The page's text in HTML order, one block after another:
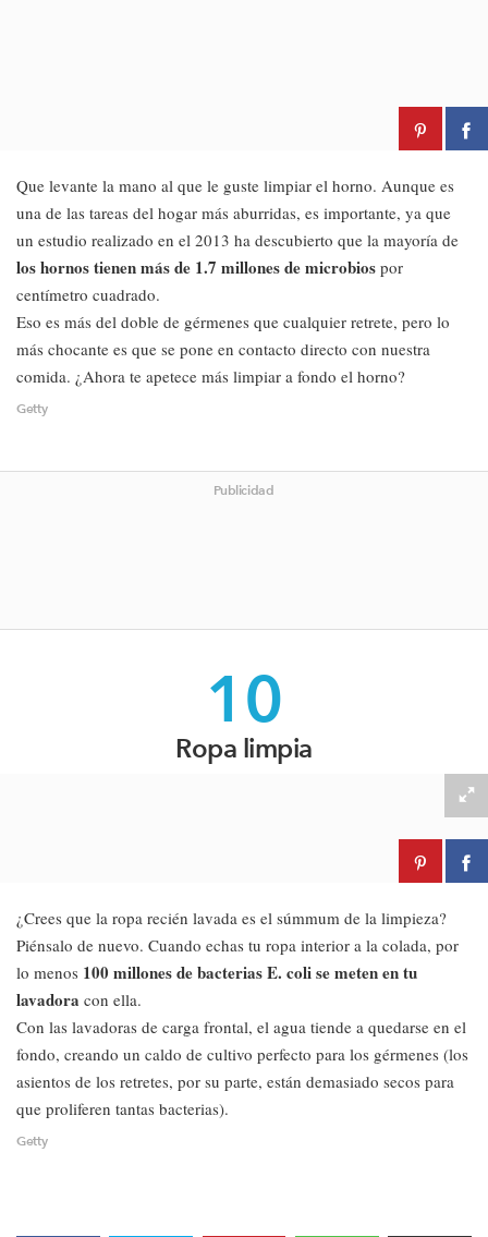
Que levante la mano al que le guste limpiar el horno. Aunque es
una de las tareas del hogar más aburridas, es importante, ya que
un estudio realizado en el 2013 ha descubierto que la mayoría de
los hornos tienen más de 1.7 millones de microbios por
centímetro cuadrado.
Eso es más del doble de gérmenes que cualquier retrete, pero lo
más chocante es que se pone en contacto directo con nuestra
comida. ¿Ahora te apetece más limpiar a fondo el horno?
Getty
Publicidad
10
Ropa limpia
¿Crees que la ropa recién lavada es el súmmum de la limpieza?
Piénsalo de nuevo. Cuando echas tu ropa interior a la colada, por
lo menos 100 millones de bacterias E. coli se meten en tu
lavadora con ella.
Con las lavadoras de carga frontal, el agua tiende a quedarse en el
fondo, creando un caldo de cultivo perfecto para los gérmenes (los
asientos de los retretes, por su parte, están demasiado secos para
que proliferen tantas bacterias).
Getty